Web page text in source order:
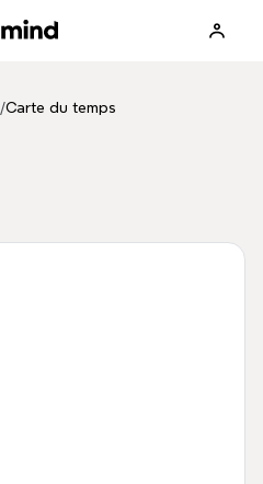
/Carte du temps